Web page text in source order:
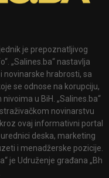
je prepoznatljivog
„Salines.ba“ nastavlja
hrabrosti, sa
se odnose na korupciju,
u BiH. „Salines.ba“
novinarstvu
ovaj informativni portal
deska, marketing
i menadžerske pozicije.
je Udruženje građana „Bh